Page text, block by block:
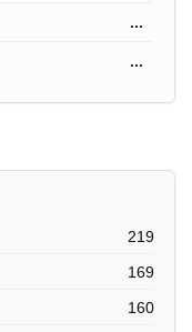
...
...
219
169
160